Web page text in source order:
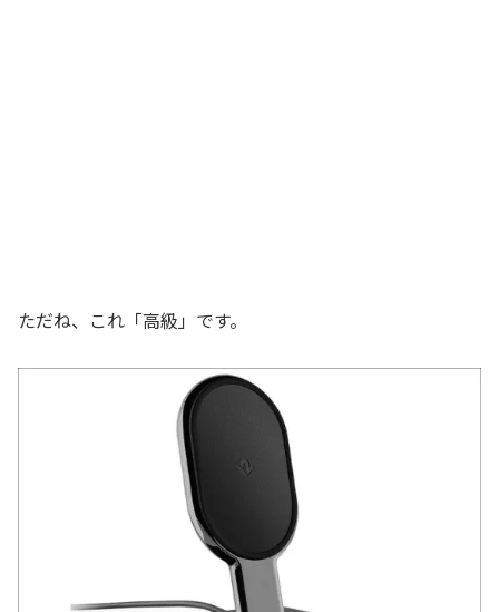
ただね、これ「高級」です。